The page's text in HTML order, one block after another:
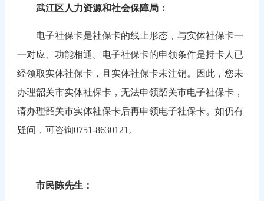
武江区人力资源和社会保障局：
电子社保卡是社保卡的线上形态，与实体社保卡一
一对应、功能相通。电子社保卡的申领条件是持卡人已
经领取实体社保卡，且实体社保卡未注销。因此，您未
办理韶关市实体社保卡，无法申领韶关市电子社保卡，
请办理韶关市实体社保卡后再申领电子社保卡。如仍有
疑问，可咨询0751-8630121。
市民陈先生：